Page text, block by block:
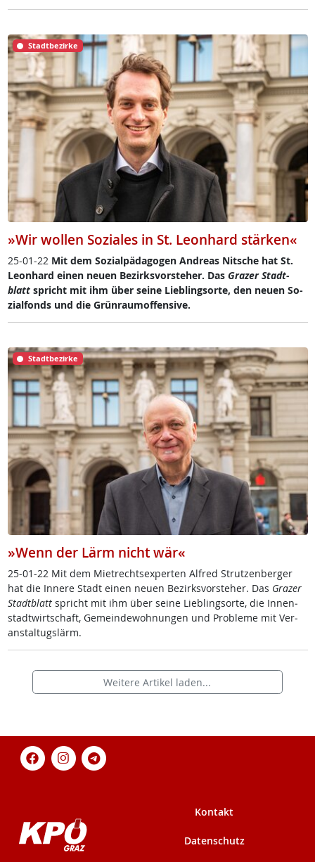
Stadtbezirke
»Wir wollen Soziales in St. Leonhard stärken«
25-01-22 Mit dem So­zial­päda­go­gen And­reas Nit­sche hat St.
Leon­hard ei­nen neu­en Be­zirks­vor­ste­her. Das Gra­zer Stadt­
blattspricht mit ihm über sei­ne Lie­b­ling­s­or­te, den neu­en So­
zial­fonds und die Grün­rau­m­of­fen­si­ve.
Stadtbezirke
»Wenn der Lärm nicht wär«
25-01-22 Mit dem Miet­rechts­ex­per­ten Al­f­red Strut­zen­ber­ger
hat die In­ne­re Stadt ei­nen neu­en Be­zirks­vor­ste­her. Das Gra­zer
Stadt­blattspricht mit ihm über sei­ne Lie­b­ling­s­or­te, die In­nen­
stadt­wirt­schaft, Ge­mein­de­woh­nun­gen und Pro­b­le­me mit Ver­
an­stal­tugs­lärm.
Weitere Artikel laden...
Kontakt
Datenschutz